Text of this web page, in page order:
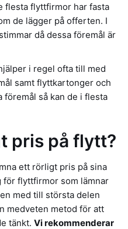
flesta flyttfirmor har fasta
de lägger på offerten. I
då dessa föremål är
i regel ofta till med
samt flyttkartonger och
föremål så kan de i flesta
pris på flytt?
ett rörligt pris på sina
för flyttfirmor som lämnar
med till största delen
medveten metod för att
tänkt. Vi rekommenderar